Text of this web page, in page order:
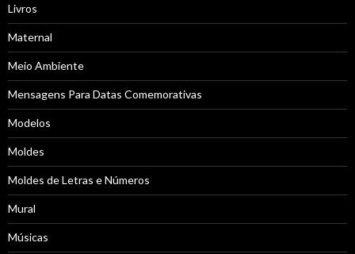
Livros
Maternal
Meio Ambiente
Mensagens Para Datas Comemorativas
Modelos
Moldes
Moldes de Letras e Números
Mural
Músicas